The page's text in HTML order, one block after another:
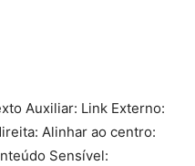
Auxiliar: Link Externo:
Alinhar ao centro:
Sensível: